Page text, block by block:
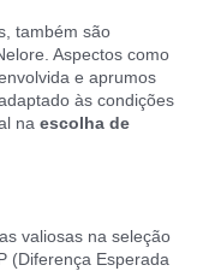
também são
Aspectos como
e aprumos
às condições
na escolha de
valiosas na seleção
(Diferença Esperada